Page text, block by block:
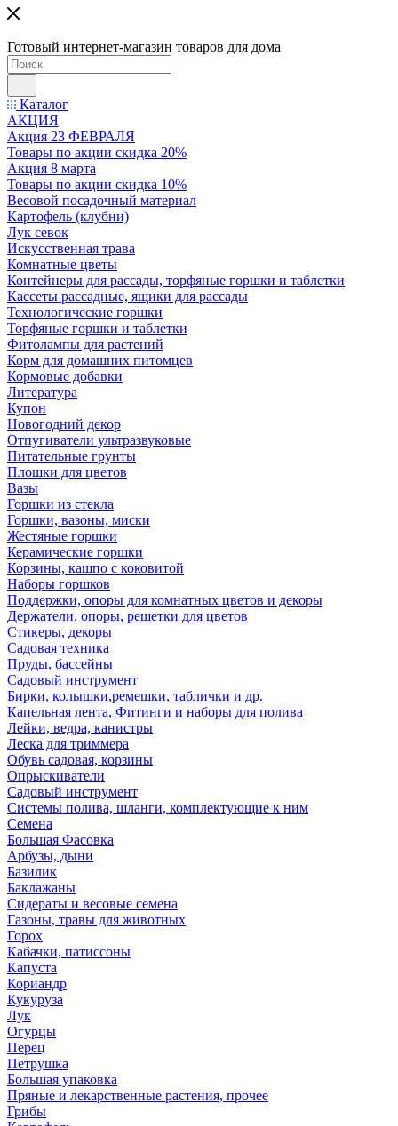
Готовый интернет-магазин товаров для дома
Каталог
АКЦИЯ
Акция 23 ФЕВРАЛЯ
Товары по акции скидка 20%
Акция 8 марта
Товары по акции скидка 10%
Весовой посадочный материал
Картофель (клубни)
Лук севок
Искусственная трава
Комнатные цветы
Контейнеры для рассады, торфяные горшки и таблетки
Кассеты рассадные, ящики для рассады
Технологические горшки
Торфяные горшки и таблетки
Фитолампы для растений
Корм для домашних питомцев
Кормовые добавки
Литература
Купон
Новогодний декор
Отпугиватели ультразвуковые
Питательные грунты
Плошки для цветов
Вазы
Горшки из стекла
Горшки, вазоны, миски
Жестяные горшки
Керамические горшки
Корзины, кашпо с коковитой
Наборы горшков
Поддержки, опоры для комнатных цветов и декоры
Держатели, опоры, решетки для цветов
Стикеры, декоры
Садовая техника
Пруды, бассейны
Садовый инструмент
Бирки, колышки,ремешки, таблички и др.
Капельная лента, Фитинги и наборы для полива
Лейки, ведра, канистры
Леска для триммера
Обувь садовая, корзины
Опрыскиватели
Садовый инструмент
Системы полива, шланги, комплектующие к ним
Семена
Большая Фасовка
Арбузы, дыни
Базилик
Баклажаны
Сидераты и весовые семена
Газоны, травы для животных
Горох
Кабачки, патиссоны
Капуста
Кориандр
Кукуруза
Лук
Огурцы
Перец
Петрушка
Большая упаковка
Пряные и лекарственные растения, прочее
Грибы